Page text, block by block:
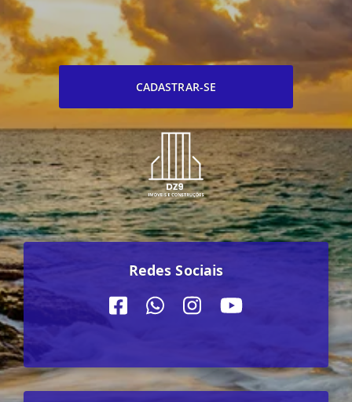
CADASTRAR-SE
Redes Sociais